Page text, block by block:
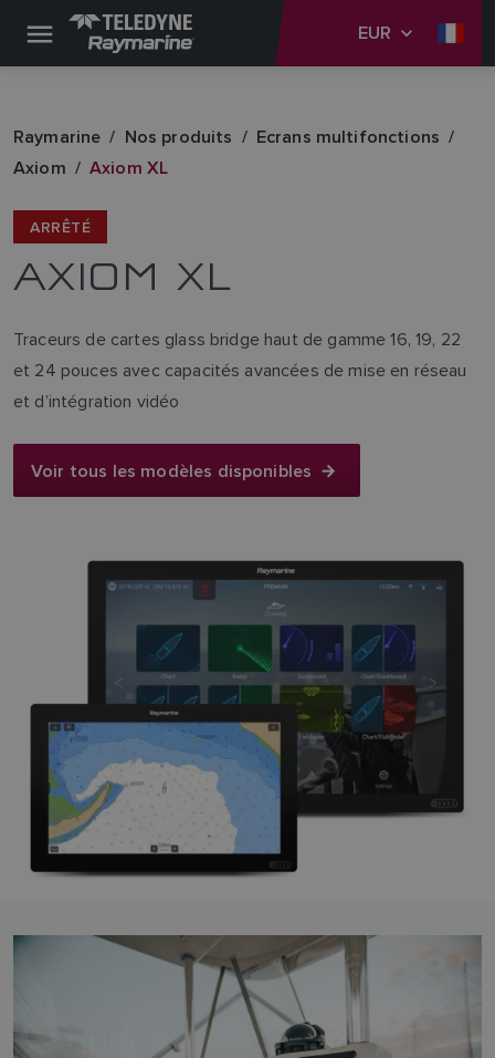
EUR
Raymarine Nos produits
Ecrans multifonctions
Axiom
Axiom XL
ARRÊTÉ
AXIOM XL
Traceurs de cartes glass bridge haut de gamme 16, 19, 22
et 24 pouces avec capacités avancées de mise en réseau
et d’intégration vidéo
Voir tous les modèles disponibles